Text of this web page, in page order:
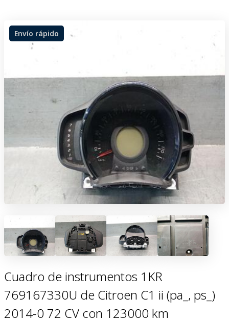
Envío rápido
Cuadro de instrumentos 1KR
769167330U de Citroen C1 ii (pa_, ps_)
2014-0 72 CV con 123000 km